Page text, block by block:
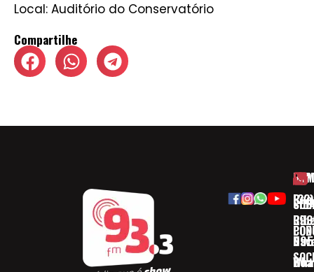
Local: Auditório do Conservatório
Compartilhe
(32)